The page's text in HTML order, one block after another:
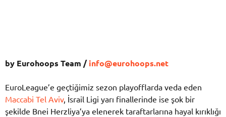
by Eurohoops Team /info@eurohoops.net
EuroLeague’e geçtiğimiz sezon playofflarda veda eden
Maccabi Tel Aviv, İsrail Ligi yarı finallerinde ise şok bir
şekilde Bnei Herzliya’ya elenerek taraftarlarına hayal kırıklığı